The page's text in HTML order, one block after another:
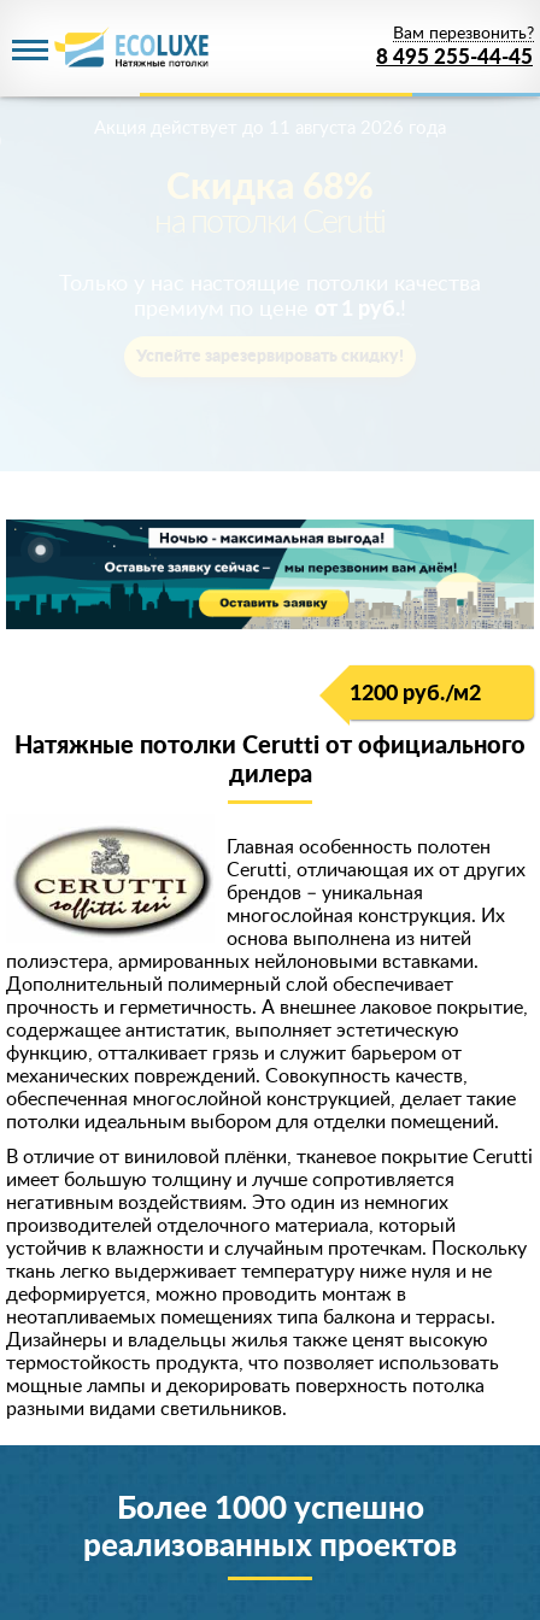
8 495 255-44-45
Вам перезвонить?
до 11 августа 2026 года
Успейте зарезервировать скидку!
1200 руб./м2
Натяжные потолки Cerutti от официального
дилера
Главная особенность полотен
Cerutti, отличающая их от других
брендов – уникальная
многослойная конструкция. Их
основа выполнена из нитей
полиэстера, армированных нейлоновыми вставками.
Дополнительный полимерный слой обеспечивает
прочность и герметичность. А внешнее лаковое покрытие,
содержащее антистатик, выполняет эстетическую
функцию, отталкивает грязь и служит барьером от
механических повреждений. Совокупность качеств,
обеспеченная многослойной конструкцией, делает такие
потолки идеальным выбором для отделки помещений.
В отличие от виниловой плёнки, тканевое покрытие Cerutti
имеет большую толщину и лучше сопротивляется
негативным воздействиям. Это один из немногих
производителей отделочного материала, который
устойчив к влажности и случайным протечкам. Поскольку
ткань легко выдерживает температуру ниже нуля и не
деформируется, можно проводить монтаж в
неотапливаемых помещениях типа балкона и террасы.
Дизайнеры и владельцы жилья также ценят высокую
термостойкость продукта, что позволяет использовать
мощные лампы и декорировать поверхность потолка
разными видами светильников.
Более 1000 успешно
реализованных проектов